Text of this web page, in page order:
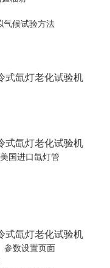
候试验方法
美国进口氙灯管
参数设置页面